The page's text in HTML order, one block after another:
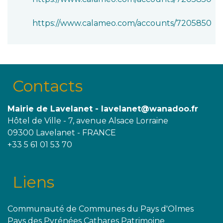
https://www.calameo.com/accounts/7205850
Contacts
Mairie de Lavelanet - lavelanet@wanadoo.fr
Hôtel de Ville - 7, avenue Alsace Lorraine
09300 Lavelanet - FRANCE
+33 5 61 01 53 70
Liens
Communauté de Communes du Pays d'Olmes
Pays des Pyrénées Cathares Patrimoine